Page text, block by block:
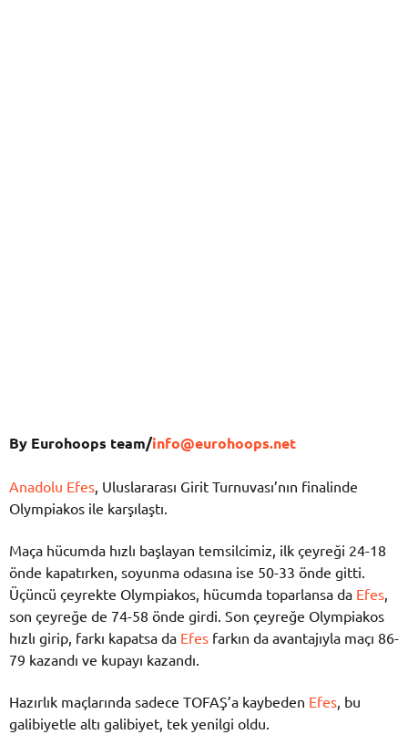
By Eurohoops team/info@eurohoops.net
Anadolu Efes , Uluslararası Girit Turnuvası’nın finalinde
Olympiakos ile karşılaştı.
Maça hücumda hızlı başlayan temsilcimiz, ilk çeyreği 24-18
önde kapatırken, soyunma odasına ise 50-33 önde gitti.
Üçüncü çeyrekte Olympiakos, hücumda toparlansa da Efes
son çeyreğe de 74-58 önde girdi. Son çeyreğe Olympiakos
hızlı girip, farkı kapatsa da Efes farkın da avantajıyla maçı 86-
79 kazandı ve kupayı kazandı.
Hazırlık maçlarında sadece TOFAŞ’a kaybeden Efes , bu
galibiyetle altı galibiyet, tek yenilgi oldu.